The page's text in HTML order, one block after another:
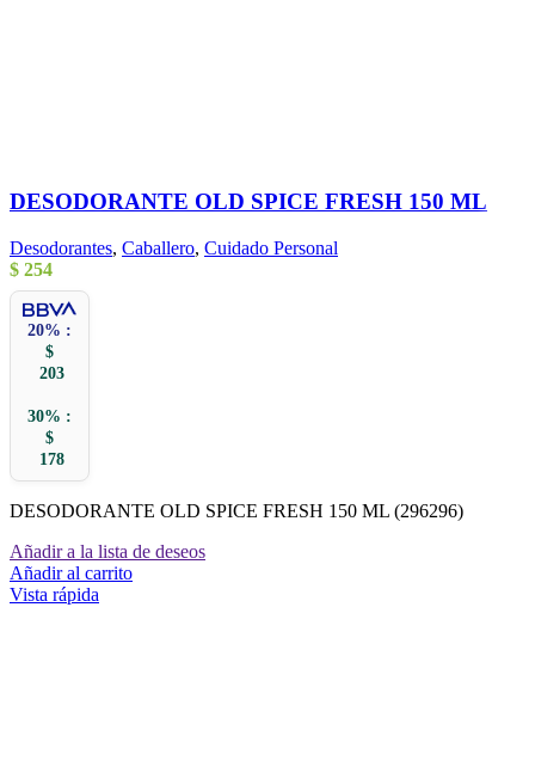
DESODORANTE OLD SPICE FRESH 150 ML
Desodorantes, Caballero, Cuidado Personal
$ 254
20% :
$
203
30% :
$
178
DESODORANTE OLD SPICE FRESH 150 ML (296296)
Añadir a la lista de deseos
Añadir al carrito
Vista rápida